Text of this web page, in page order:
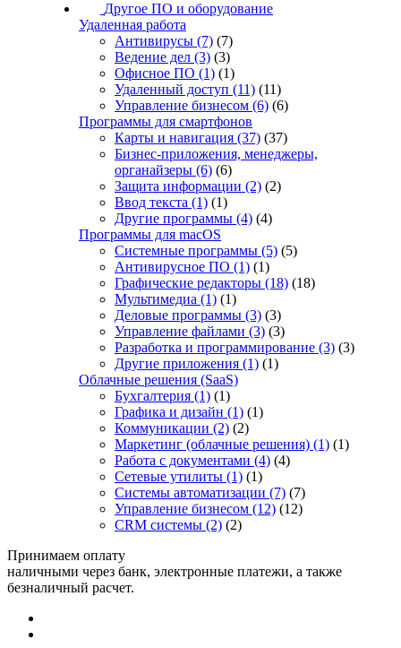
Другое ПО и оборудование
Удаленная работа
Антивирусы (7) (7)
Ведение дел (3) (3)
Офисное ПО (1) (1)
Удаленный доступ (11) (11)
Управление бизнесом (6) (6)
Программы для смартфонов
Карты и навигация (37) (37)
Бизнес-приложения, менеджеры,
органайзеры (6) (6)
Защита информации (2) (2)
Ввод текста (1) (1)
Другие программы (4) (4)
Программы для macOS
Системные программы (5) (5)
Антивирусное ПО (1) (1)
Графические редакторы (18) (18)
Мультимедиа (1) (1)
Деловые программы (3) (3)
Управление файлами (3) (3)
Разработка и программирование (3) (3)
Другие приложения (1) (1)
Облачные решения (SaaS)
Бухгалтерия (1) (1)
Графика и дизайн (1) (1)
Коммуникации (2) (2)
Маркетинг (облачные решения) (1) (1)
Работа с документами (4) (4)
Сетевые утилиты (1) (1)
Системы автоматизации (7) (7)
Управление бизнесом (12) (12)
CRM системы (2) (2)
Принимаем оплату
наличными через банк, электронные платежи, а также
безналичный расчет.